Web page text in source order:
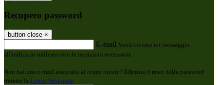
Recupero password
button close ×
E-mail Verrà inviato un messaggio
all'indirizzo indicato con le istruzioni necessarie.
Non hai una e-mail associata al nome utente? Effettua il reset della password
tramite la Login Spaggiari